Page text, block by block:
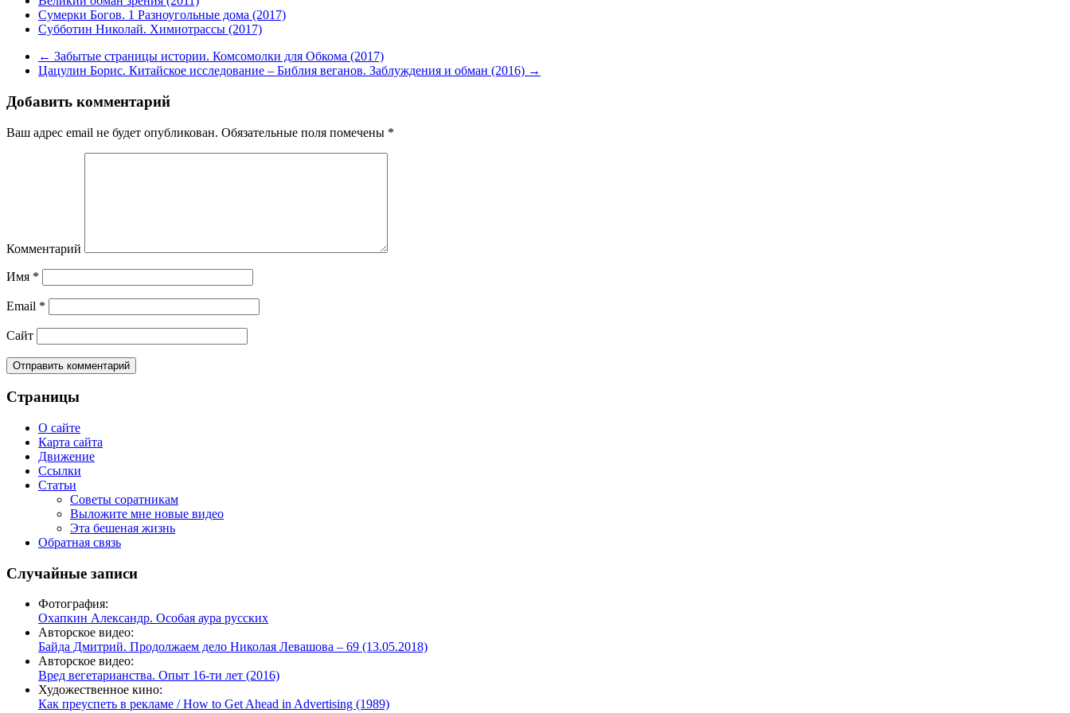
Сумерки Богов. 1 Разноугольные дома (2017)
Субботин Николай. Химиотрассы (2017)
← Забытые страницы истории. Комсомолки для Обкома (2017)
Цацулин Борис. Китайское исследование – Библия веганов. Заблуждения и обман (2016) →
Добавить комментарий
Ваш адрес email не будет опубликован. Обязательные поля помечены *
Комментарий
Имя *
Email *
Сайт
Страницы
О сайте
Карта сайта
Движение
Ссылки
Статьи
Советы соратникам
Выложите мне новые видео
Эта бешеная жизнь
Обратная связь
Случайные записи
Фотография:
Охапкин Александр. Особая аура русских
Авторское видео:
Байда Дмитрий. Продолжаем дело Николая Левашова – 69 (13.05.2018)
Авторское видео:
Вред вегетарианства. Опыт 16-ти лет (2016)
Художественное кино:
Как преуспеть в рекламе / How to Get Ahead in Advertising (1989)